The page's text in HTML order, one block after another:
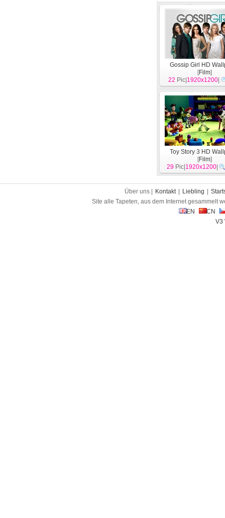
Gossip Girl HD
[Film]
22 Pic| 1920x1200
Toy Story 3 HD
[Film]
29 Pic| 1920x1200
Über uns | Kontakt Liebling
Site alle Tapeten, aus dem Internet gesammelt
EN
CN
V3